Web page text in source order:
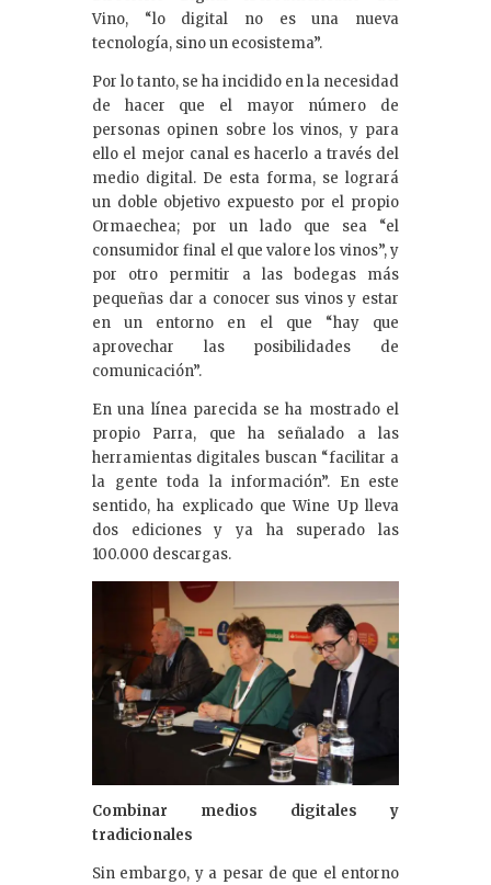
Vino, “lo digital no es una nueva
tecnología, sino un ecosistema”.
Por lo tanto, se ha incidido en la necesidad
de hacer que el mayor número de
personas opinen sobre los vinos, y para
ello el mejor canal es hacerlo a través del
medio digital. De esta forma, se logrará
un doble objetivo expuesto por el propio
Ormaechea; por un lado que sea “el
consumidor final el que valore los vinos”, y
por otro permitir a las bodegas más
pequeñas dar a conocer sus vinos y estar
en un entorno en el que “hay que
aprovechar las posibilidades de
comunicación”.
En una línea parecida se ha mostrado el
propio Parra, que ha señalado a las
herramientas digitales buscan “facilitar a
la gente toda la información”. En este
sentido, ha explicado que Wine Up lleva
dos ediciones y ya ha superado las
100.000 descargas.
Combinar medios digitales y
tradicionales
Sin embargo, y a pesar de que el entorno